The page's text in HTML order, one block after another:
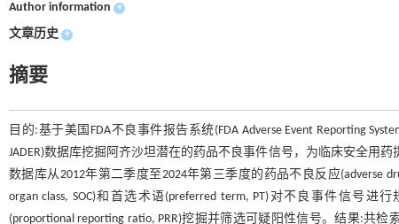
Author information +
文章历史 +
摘要
目的:基于美国FDA不良事件报告系统(FDA Adverse Event Reporting
JADER)数据库挖掘阿齐沙坦潜在的药品不良事件信号，为临床安全用药
数据库从2012年第二季度至2024年第三季度的药品不良反应(adverse
organ class, SOC)和首选术语(preferred term, PT)对不良事件信号
(proportional reporting ratio, PRR)挖掘并筛选可疑阳性信号。结果:共检